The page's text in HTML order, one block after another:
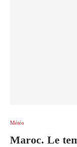
Météo
Maroc. Le